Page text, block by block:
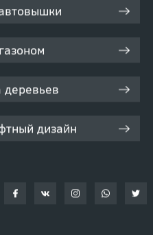
деревьев
дизайн